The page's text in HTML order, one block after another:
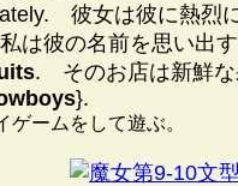
彼女は彼に熱烈
は彼の名前を思い出
. そのお店は新鮮な
}.
ームをして遊ぶ。
第9-10文